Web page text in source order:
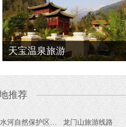
天宝温泉旅游
推荐
白水河自然保护区旅游线路 龙门山旅游线路